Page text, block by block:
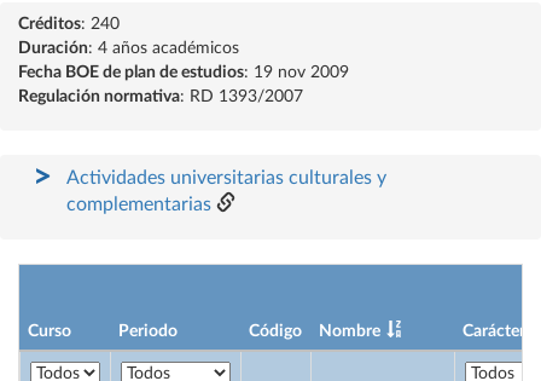
Créditos: 240
Duración: 4 años académicos
Fecha BOE de plan de estudios: 19 nov 2009
Regulación normativa: RD 1393/2007
Actividades universitarias culturales y
complementarias
Curso Periodo Código Nombre Carácter